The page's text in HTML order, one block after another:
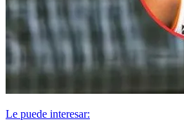
Le puede interesar: